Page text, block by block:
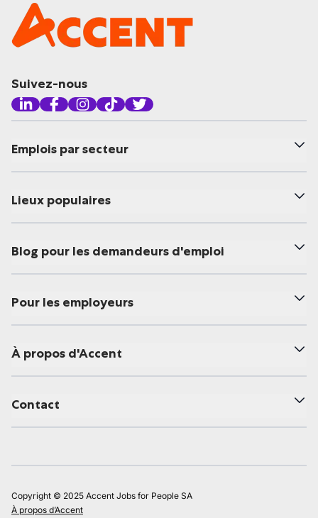
Suivez-nous
Emplois par secteur
Lieux populaires
Blog pour les demandeurs d'emploi
Pour les employeurs
À propos d'Accent
Contact
Copyright © 2025 Accent Jobs for People SA
À propos d’Accent